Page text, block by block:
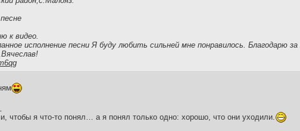
к видео.
исполнение песни Я буду любить сильней мне понравилось. Благодарю за
чтобы я что-то понял… а я понял только одно: хорошо, что они уходили.